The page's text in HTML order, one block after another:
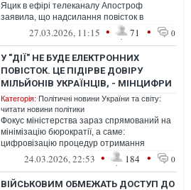
Яцик в ефірі телеканалу Апостроф
заявила, що надсилання повісток в
застосунок Дія буде одним із напрямків
27.03.2026, 11:15 • 71 • 0
У "ДІЇ" НЕ БУДЕ ЕЛЕКТРОННИХ
ПОВІСТОК. ЦЕ ПІДІРВЕ ДОВІРУ
МІЛЬЙОНІВ УКРАЇНЦІВ, - МІНЦИФРИ
Категорія: Політичні новини України та світу:
читати новини політики
Фокус міністерства зараз спрямований на
мінімізацію бюрократії, а саме:
цифровізацію процедур отримання
статусів для військових
24.03.2026, 22:53 • 184 • 0
ВІЙСЬКОВИМ ОБМЕЖАТЬ ДОСТУП ДО